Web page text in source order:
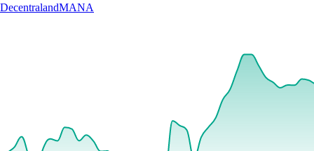
DecentralandMANA